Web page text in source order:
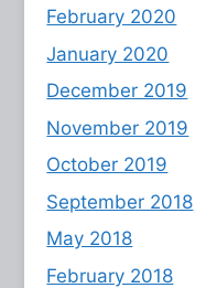
February 2020
January 2020
December 2019
November 2019
October 2019
September 2018
May 2018
February 2018